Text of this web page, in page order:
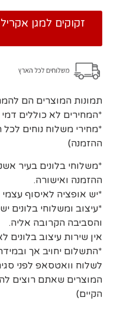
זקוקים למגן
תמונות המוצרים הם
*המחירים לא כוללים
*מחירי משלוח נוחים לכל
ההזמנה)
ההזמנה ואישורה.
*יש אופציה לאיסוף
*עיצוב ומשלוחי בלונים
והסביבה הקרובה אליה.
אין שירות עיצוב בלונים
*התשלום יחויב אך
לשלוח וואטסאפ לפני
המוצרים שאתם רוצים
הקיים)